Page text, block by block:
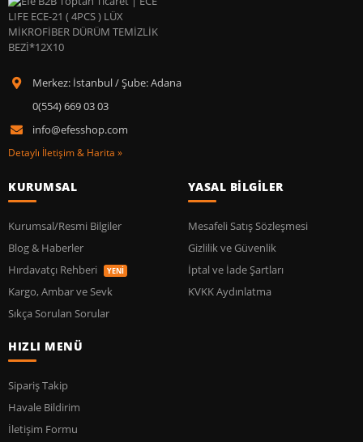
Merkez: İstanbul / Şube: Adana
0(554) 669 03 03
info@efesshop.com
Detaylı İletişim & Harita »
KURUMSAL
Kurumsal/Resmi Bilgiler
Blog & Haberler
Hırdavatçı Rehberi
YENİ
Kargo, Ambar ve Sevk
Sıkça Sorulan Sorular
YASAL BİLGİLER
Mesafeli Satış Sözleşmesi
Gizlilik ve Güvenlik
İptal ve İade Şartları
KVKK Aydınlatma
HIZLI MENÜ
Sipariş Takip
Havale Bildirim
İletişim Formu